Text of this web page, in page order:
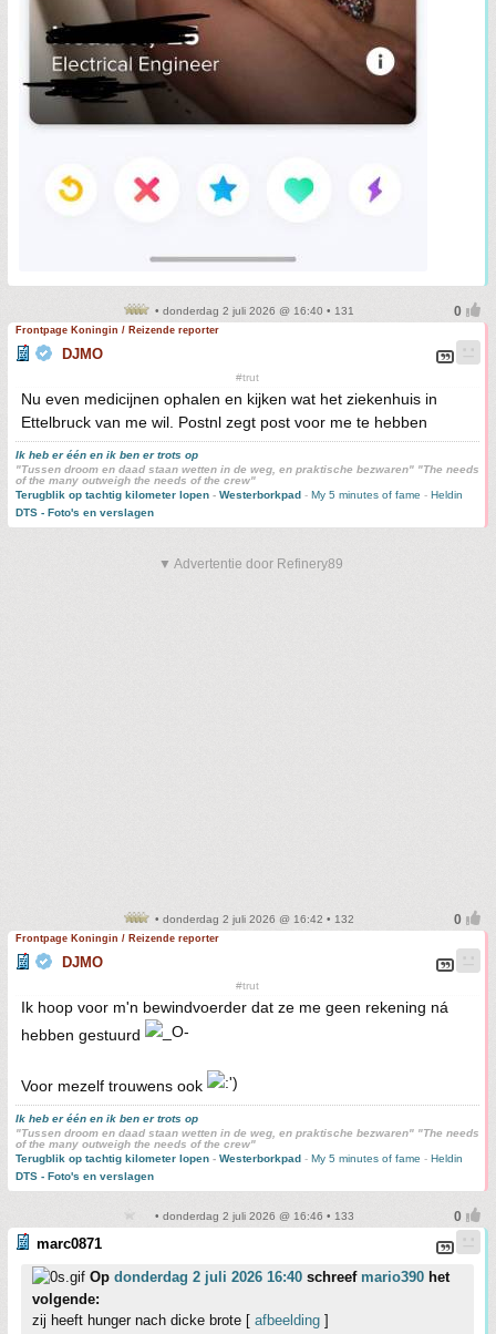
• donderdag 2 juli 2026 @ 16:40 • 131
Frontpage Koningin / Reizende reporter
DJMO
#trut
Nu even medicijnen ophalen en kijken wat het ziekenhuis in
Ettelbruck van me wil. Postnl zegt post voor me te hebben
Ik heb er één en ik ben er trots op
"Tussen droom en daad staan wetten in de weg, en praktische bezwaren" "The needs
of the many outweigh the needs of the crew"
Terugblik op tachtig kilometer lopen - Westerborkpad - My 5 minutes of fame - Heldin
DTS - Foto's en verslagen
▼ Advertentie door Refinery89
• donderdag 2 juli 2026 @ 16:42 • 132
Frontpage Koningin / Reizende reporter
DJMO
#trut
Ik hoop voor m'n bewindvoerder dat ze me geen rekening ná
hebben gestuurd
Voor mezelf trouwens ook
Ik heb er één en ik ben er trots op
"Tussen droom en daad staan wetten in de weg, en praktische bezwaren" "The needs
of the many outweigh the needs of the crew"
Terugblik op tachtig kilometer lopen - Westerborkpad - My 5 minutes of fame - Heldin
DTS - Foto's en verslagen
• donderdag 2 juli 2026 @ 16:46 • 133
marc0871
Op donderdag 2 juli 2026 16:40 schreef mario390 het
volgende:
zij heeft hunger nach dicke brote [ afbeelding ]